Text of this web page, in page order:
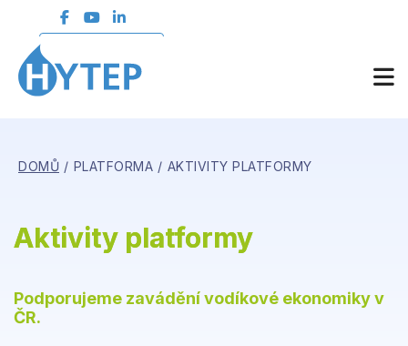
DOMŮ PLATFORMA AKTIVITY PLATFORMY
Aktivity platformy
Podporujeme zavádění vodíkové ekonomiky v
ČR.